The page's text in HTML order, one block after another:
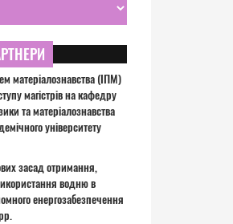
матеріалознавства (ІПМ)
магістрів на кафедру
та матеріалознавства
університету
засад отримання,
водню в
енергозабезпечення